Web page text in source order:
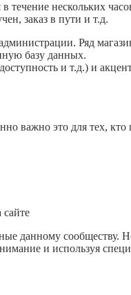
течение нескольких
заказ в пути и т.д.
Ряд
базу данных.
и т.д.) и
важно это для тех, кто
данному сообществу.
и используя